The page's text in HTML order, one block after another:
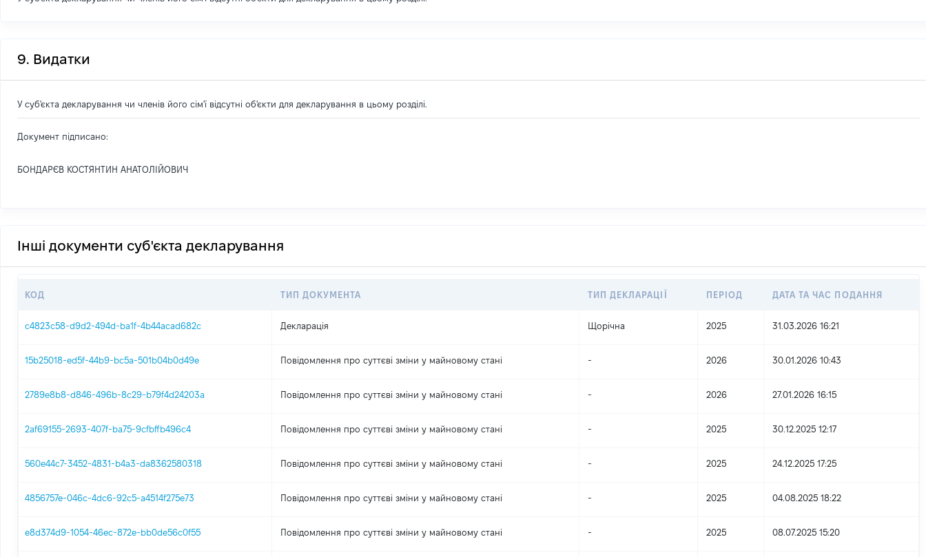
9. Видатки
У суб'єкта декларування чи членів його сім'ї відсутні об'єкти для декларування в цьому розділі.
Документ підписано:
БОНДАРЄВ КОСТЯНТИН АНАТОЛІЙОВИЧ
Інші документи суб'єкта декларування
КОД ТИП ДОКУМЕНТА ТИП ДЕКЛАРАЦІЇ ПЕРІОД ДАТА ТА ЧАС ПОДАННЯ
c4823c58-d9d2-494d-ba1f-4b44acad682c Декларація Щорічна 2025 31.03.2026 16:21
15b25018-ed5f-44b9-bc5a-501b04b0d49e Повідомлення про суттєві зміни y майновому стані - 2026 30.01.2026 10:43
2789e8b8-d846-496b-8c29-b79f4d24203a Повідомлення про суттєві зміни y майновому стані - 2026 27.01.2026 16:15
2af69155-2693-407f-ba75-9cfbffb496c4 Повідомлення про суттєві зміни y майновому стані - 2025 30.12.2025 12:17
560e44c7-3452-4831-b4a3-da8362580318 Повідомлення про суттєві зміни y майновому стані - 2025 24.12.2025 17:25
4856757e-046c-4dc6-92c5-a4514f275e73 Повідомлення про суттєві зміни y майновому стані - 2025 04.08.2025 18:22
e8d374d9-1054-46ec-872e-bb0de56c0f55 Повідомлення про суттєві зміни y майновому стані - 2025 08.07.2025 15:20